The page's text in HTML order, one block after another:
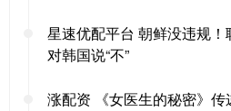
星速优配平台 朝鲜没违规！
对韩国说“不”
涨配资 《女医生的秘密》传